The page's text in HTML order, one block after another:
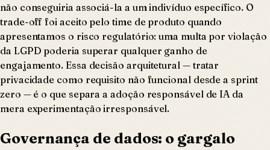
não conseguiria associá-la a um indivíduo específico. O
trade-off foi aceito pelo time de produto quando
apresentamos o risco regulatório: uma multa por violação
da LGPD poderia superar qualquer ganho de
engajamento. Essa decisão arquitetural — tratar
privacidade como requisito não funcional desde a sprint
zero — é o que separa a adoção responsável de IA da
mera experimentação irresponsável.
Governança de dados: o gargalo